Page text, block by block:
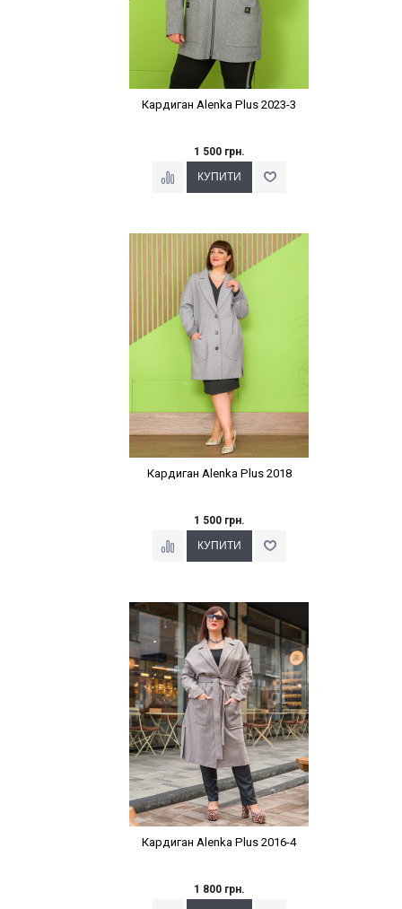
Кардиган Alenka Plus 2023-3
1 500 грн.
Наклейки Варіант з %
Кардиган Alenka Plus 2018
1 500 грн.
Наклейки Варіант з %
Кардиган Alenka Plus 2016-4
1 800 грн.